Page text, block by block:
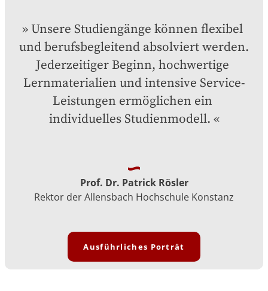
Unsere Studiengänge können flexibel
und berufsbegleitend absolviert werden.
Jederzeitiger Beginn, hochwertige
Lernmaterialien und intensive Service-
Leistungen ermöglichen ein
individuelles Studienmodell.
Prof. Dr. Patrick Rösler
Rektor der Allensbach Hochschule Konstanz
Ausführliches Porträt